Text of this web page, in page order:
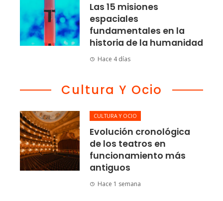
Las 15 misiones
espaciales
fundamentales en la
historia de la humanidad
Hace 4 días
Cultura Y Ocio
CULTURA Y OCIO
Evolución cronológica
de los teatros en
funcionamiento más
antiguos
Hace 1 semana